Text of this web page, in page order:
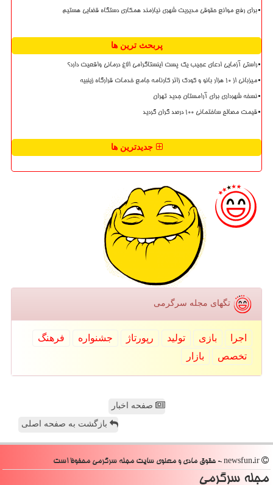
برای رفع موانع حقوقی مدیریت شهری نیازمند همکاری دستگاه قضایی هستیم
پربحث ترین ها
راستی آزمایی ادعای عجیب یک پست اینستاگرامی الاغ درمانی واقعیت دارد؟
میزبانی از ۱۰ هزار بانو و کودک زائر کارنامه جامع خدمات قرارگاه زینبیه
نسخه شهرداری برای آرامستان جدید تهران
قیمت مصالح ساختمانی ۱۰۰ درصد گران گردید
جدیدترین ها
تگهای مجله سرگرمی
اجرا بازی تولید رپورتاژ جشنواره
فرهنگ
تخصص
بازار
صفحه اخبار
بازگشت به صفحه اصلی
مجله سرگرمی